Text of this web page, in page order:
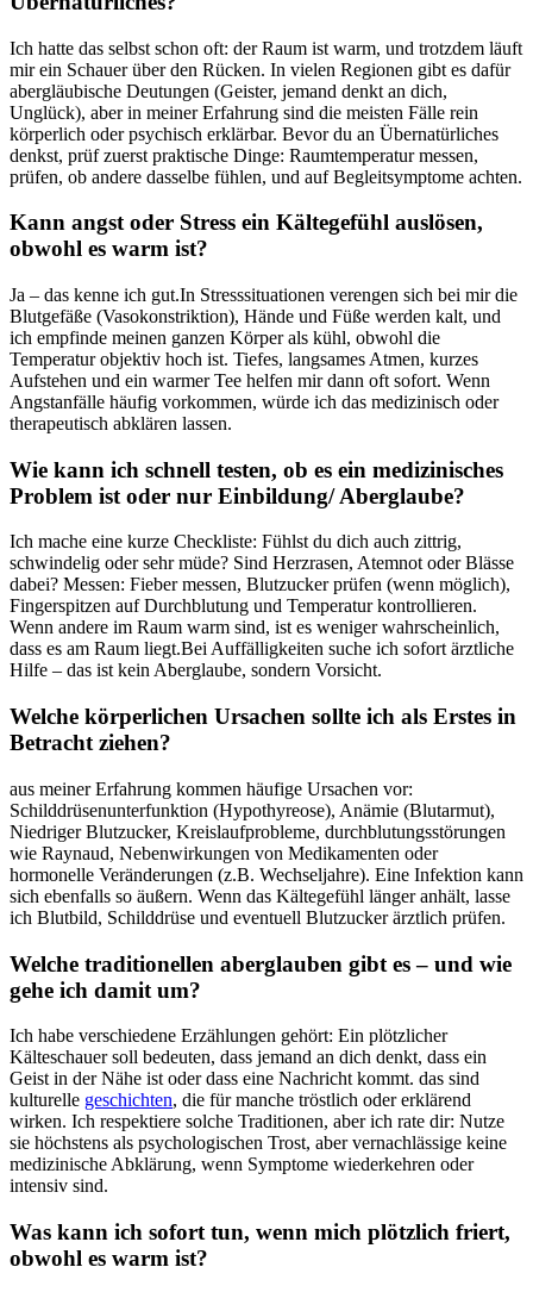
Ich‍ hatte das selbst schon​ oft: der ​Raum ist warm, und trotzdem⁢ läuft
mir ein Schauer über ⁢den⁤ Rücken. ‍In ⁢vielen Regionen ​gibt es dafür
abergläubische ​Deutungen‍ (Geister,​ jemand denkt an dich,
Unglück), aber in meiner ​Erfahrung sind ⁤die meisten ‌Fälle rein
‍körperlich oder psychisch⁣ erklärbar.⁣ Bevor du an Übernatürliches
denkst, prüf zuerst praktische Dinge: ‌Raumtemperatur messen,
prüfen, ​ob andere dasselbe fühlen, und auf Begleitsymptome achten.
Kann angst ⁢oder Stress ein Kältegefühl auslösen,
obwohl es ‍warm ​ist?
Ja – das kenne ich​ gut.In Stresssituationen​ verengen sich bei mir die
Blutgefäße (Vasokonstriktion), ‍Hände und Füße werden​ kalt, und
ich ⁤empfinde ⁣meinen ganzen Körper als kühl, obwohl die⁢
Temperatur‍ objektiv hoch ist. ‌Tiefes, langsames Atmen, ⁣kurzes
Aufstehen und ein warmer ​Tee helfen mir ‍dann oft sofort. Wenn
Angstanfälle häufig vorkommen, würde ich das ⁢medizinisch oder
⁢therapeutisch abklären lassen.
Wie ​kann ⁤ich schnell testen, ob es ein medizinisches
Problem ist oder nur Einbildung/ Aberglaube?
Ich mache eine kurze Checkliste: Fühlst du dich auch zittrig,
schwindelig oder sehr ‍müde?⁢ Sind Herzrasen, Atemnot ⁢oder Blässe
dabei? Messen: Fieber‍ messen, Blutzucker prüfen (wenn ⁢möglich),
Fingerspitzen auf​ Durchblutung ⁢und⁣ Temperatur ⁢kontrollieren.
Wenn ‍andere im Raum warm sind, ist es weniger wahrscheinlich,
dass es am Raum ‌liegt.Bei Auffälligkeiten suche ich sofort ärztliche
Hilfe – das ist ⁤kein ⁤Aberglaube, sondern‍ Vorsicht.
Welche körperlichen⁣ Ursachen sollte ich ‌als‍ Erstes in
Betracht ziehen?
aus meiner Erfahrung kommen häufige Ursachen vor:
Schilddrüsenunterfunktion (Hypothyreose), Anämie (Blutarmut),
Niedriger Blutzucker, Kreislaufprobleme, durchblutungsstörungen⁤
wie Raynaud, Nebenwirkungen von ⁢Medikamenten oder
hormonelle Veränderungen (z.B. Wechseljahre). ‌Eine Infektion kann⁣
sich ebenfalls ‍so äußern. Wenn das‌ Kältegefühl länger anhält, lasse
ich Blutbild, Schilddrüse und​ eventuell‍ Blutzucker ärztlich ⁤prüfen.
Welche ​traditionellen aberglauben gibt es‍ – ‍und‌ wie
gehe ich damit um?
Ich ​habe verschiedene Erzählungen ⁣gehört: ⁤Ein plötzlicher
Kälteschauer ⁢soll ⁤bedeuten, dass jemand an dich ‌denkt, dass ein
Geist​ in der Nähe ist oder dass eine Nachricht kommt. das‌ sind
kulturelle geschichten, die für manche tröstlich oder⁣ erklärend⁤
wirken. Ich respektiere solche Traditionen, aber ich rate dir: Nutze
sie höchstens als ‍psychologischen ⁣Trost, aber vernachlässige keine
‌medizinische Abklärung, wenn⁢ Symptome wiederkehren​ oder⁣
intensiv sind.
Was kann ⁤ich sofort ⁢tun, wenn ‌mich plötzlich friert,
obwohl es warm ist?